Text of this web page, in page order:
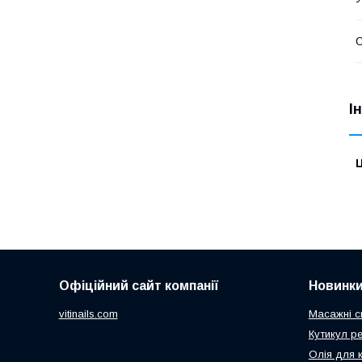
Офіційний сайт компанії
vitinails.com
Новинки
Масажні
Кутикул
Олія для